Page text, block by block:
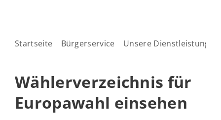
Startseite Bürgerservice Unsere Dienstleistungen
Wählerverzeichnis für
Europawahl einsehen